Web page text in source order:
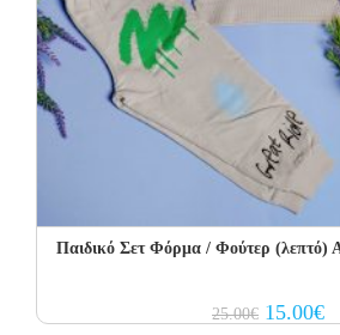
Παιδικό Σετ Φόρμα / Φούτερ (λεπτό)
25.00€ Original
price
15.00€